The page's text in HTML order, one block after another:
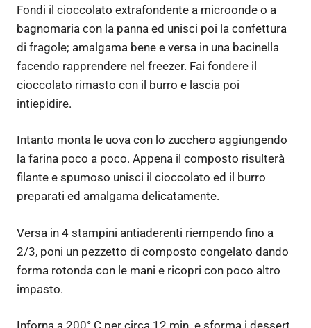
Fondi il cioccolato extrafondente a microonde o a
bagnomaria con la panna ed unisci poi la confettura
di fragole; amalgama bene e versa in una bacinella
facendo rapprendere nel freezer. Fai fondere il
cioccolato rimasto con il burro e lascia poi
intiepidire.
Intanto monta le uova con lo zucchero aggiungendo
la farina poco a poco. Appena il composto risulterà
filante e spumoso unisci il cioccolato ed il burro
preparati ed amalgama delicatamente.
Versa in 4 stampini antiaderenti riempendo fino a
2/3, poni un pezzetto di composto congelato dando
forma rotonda con le mani e ricopri con poco altro
impasto.
Inforna a 200° C per circa 12 min. e sforma i dessert